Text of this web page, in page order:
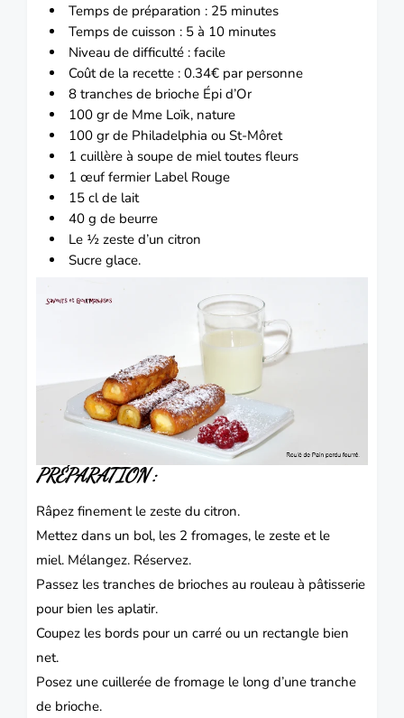
Temps de préparation : 25 minutes
Temps de cuisson : 5 à 10 minutes
Niveau de difficulté : facile
Coût de la recette : 0.34€ par personne
8 tranches de brioche Épi d’Or
100 gr de Mme Loïk, nature
100 gr de Philadelphia ou St-Môret
1 cuillère à soupe de miel toutes fleurs
1 œuf fermier Label Rouge
15 cl de lait
40 g de beurre
Le ½ zeste d’un citron
Sucre glace.
PRÉPARATION :
Râpez finement le zeste du citron.
Mettez dans un bol, les 2 fromages, le zeste et le
miel. Mélangez. Réservez.
Passez les tranches de brioches au rouleau à pâtisserie
pour bien les aplatir.
Coupez les bords pour un carré ou un rectangle bien
net.
Posez une cuillerée de fromage le long d’une tranche
de brioche.